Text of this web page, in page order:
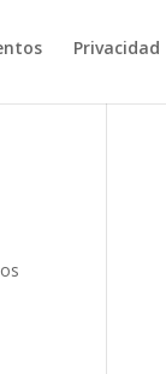
Privacidad